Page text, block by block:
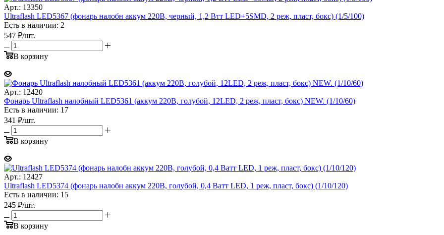
Арт.: 13350
Ultraflash LED5367 (фонарь налобн аккум 220В, черный, 1,2 Втт LED+5SMD, 2 реж, пласт, бокс) (1/5/100)
Есть в наличии: 2
547 ₽/шт.
В корзину
Арт.: 12420
Фонарь Ultraflash налобный LED5361 (аккум 220В, голубой, 12LED, 2 реж, пласт, бокс) NEW. (1/10/60)
Есть в наличии: 17
341 ₽/шт.
В корзину
Арт.: 12427
Ultraflash LED5374 (фонарь налобн аккум 220В, голубой, 0,4 Ватт LED, 1 реж, пласт, бокс) (1/10/120)
Есть в наличии: 15
245 ₽/шт.
В корзину